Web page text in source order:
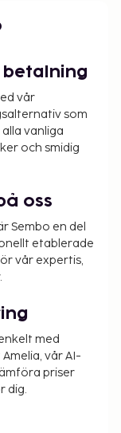
betalning
vår
som
vanliga
och smidig
oss
Sembo en del
etablerade
vår expertis,
med
vår AI-
priser
dig.